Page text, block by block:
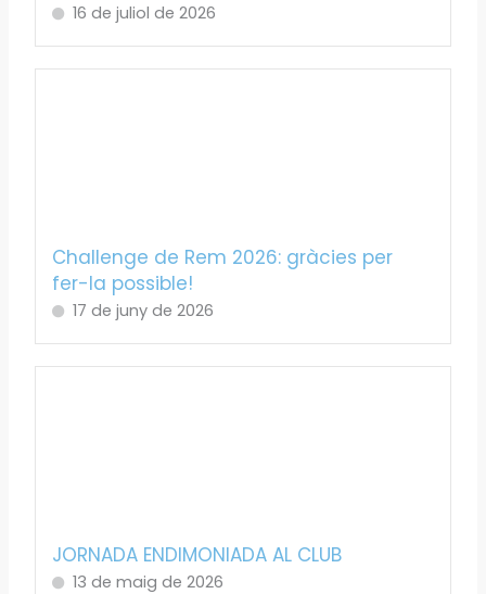
16 de juliol de 2026
Challenge de Rem 2026: gràcies per
fer-la possible!
17 de juny de 2026
JORNADA ENDIMONIADA AL CLUB
13 de maig de 2026